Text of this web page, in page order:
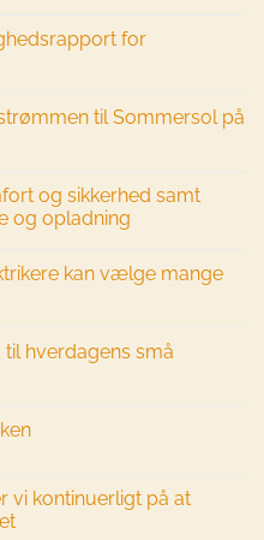
for
til Sommersol på
og sikkerhed samt
og opladning
kan vælge mange
hverdagens små
vi kontinuerligt på at